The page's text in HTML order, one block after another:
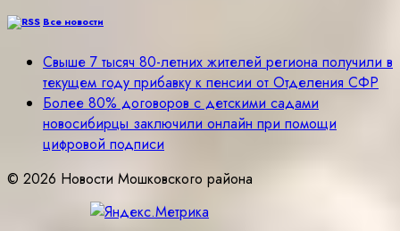
Все новости
Свыше 7 тысяч 80-летних жителей региона получили в
текущем году прибавку к пенсии от Отделения СФР
Более 80% договоров с детскими садами
новосибирцы заключили онлайн при помощи
цифровой подписи
© 2026 Новости Мошковского района